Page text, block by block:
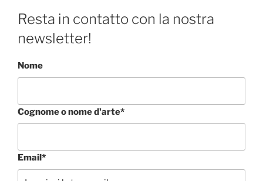
Resta in contatto con la nostra
newsletter!
Nome
Cognome o nome d'arte*
Email*